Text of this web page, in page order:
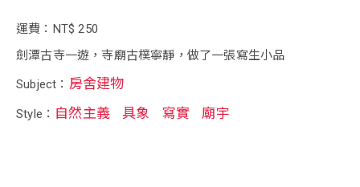
運費：NT$ 250
劍潭古寺一遊，寺廟古樸寧靜，做了一張寫生小品
Subject： 房舍建物
Style： 自然主義 具象 寫實 廟宇